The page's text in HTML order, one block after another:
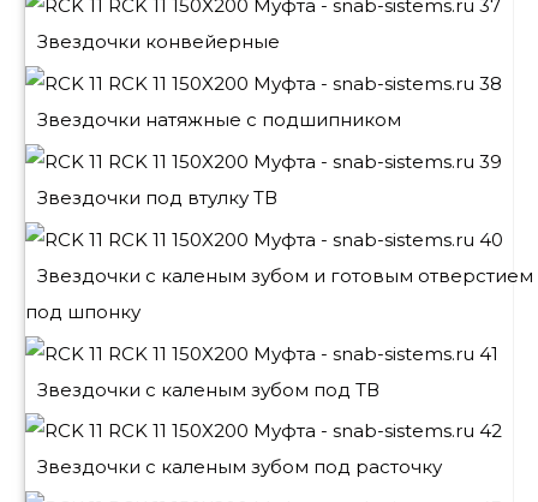
Звездочки конвейерные
Звездочки натяжные с подшипником
Звездочки под втулку ТВ
Звездочки с каленым зубом и готовым отверстием
под шпонку
Звездочки с каленым зубом под ТВ
Звездочки с каленым зубом под расточку